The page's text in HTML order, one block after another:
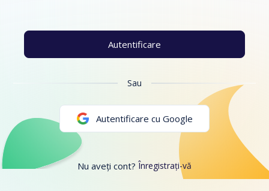
Autentificare
Sau
Autentificare cu Google
Nu aveți cont? Înregistrați-vă